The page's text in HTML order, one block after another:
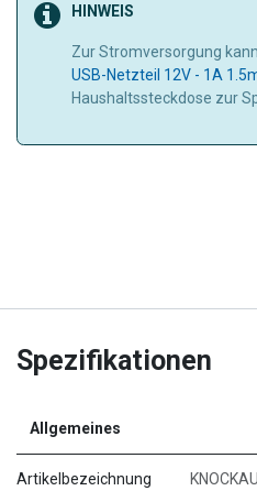
HINWEIS
Zur Stromversorgung
USB-Netzteil 12V - 1A
Haushaltssteckdose zur
Spezifikationen
Allgemeines
Artikelbezeichnung